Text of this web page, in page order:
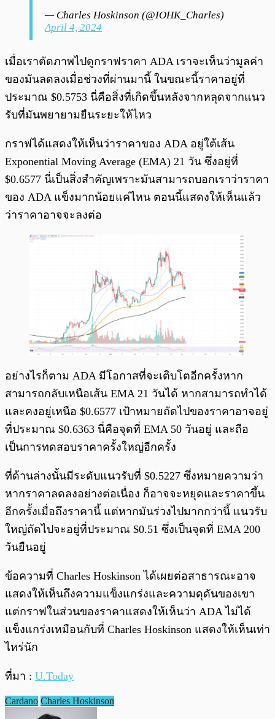
— Charles Hoskinson (@IOHK_Charles)
April 4, 2024
เมื่อเราตัดภาพไปดูกราฟราคา ADA เราจะเห็นว่ามูลค่า
ของมันลดลงเมื่อช่วงที่ผ่านมานี้ ในขณะนี้ราคาอยู่ที่
ประมาณ $0.5753 นี่คือสิ่งที่เกิดขึ้นหลังจากหลุดจากแนว
รับที่มันพยายามยืนระยะให้ไหว
กราฟได้แสดงให้เห็นว่าราคาของ ADA อยู่ใต้เส้น
Exponential Moving Average (EMA) 21 วัน ซึ่งอยู่ที่
$0.6577 นี่เป็นสิ่งสำคัญเพราะมันสามารถบอกเราว่าราคา
ของ ADA แข็งมากน้อยแค่ไหน ตอนนี้แสดงให้เห็นแล้ว
ว่าราคาอาจจะลงต่อ
อย่างไรก็ตาม ADA มีโอกาสที่จะเติบโตอีกครั้งหาก
สามารถกลับเหนือเส้น EMA 21 วันได้ หากสามารถทำได้
และคงอยู่เหนือ $0.6577 เป้าหมายถัดไปของราคาอาจอยู่
ที่ประมาณ $0.6363 นี่คือจุดที่ EMA 50 วันอยู่ และถือ
เป็นการทดสอบราคาครั้งใหญ่อีกครั้ง
ที่ด้านล่างนั้นมีระดับแนวรับที่ $0.5227 ซึ่งหมายความว่า
หากราคาลดลงอย่างต่อเนื่อง ก็อาจจะหยุดและราคาขึ้น
อีกครั้งเมื่อถึงราคานี้ แต่หากมันร่วงไปมากกว่านี้ แนวรับ
ใหญ่ถัดไปจะอยู่ที่ประมาณ $0.51 ซึ่งเป็นจุดที่ EMA 200
วันยืนอยู่
ข้อความที่ Charles Hoskinson ได้เผยต่อสาธารณะอาจ
แสดงให้เห็นถึงความแข็งแกร่งและความดุดันของเขา
แต่กราฟในส่วนของราคาแสดงให้เห็นว่า ADA ไม่ได้
แข็งแกร่งเหมือนกับที่ Charles Hoskinson แสดงให้เห็นเท่า
ไหร่นัก
ที่มา : U.Today
Cardano Charles Hoskinson